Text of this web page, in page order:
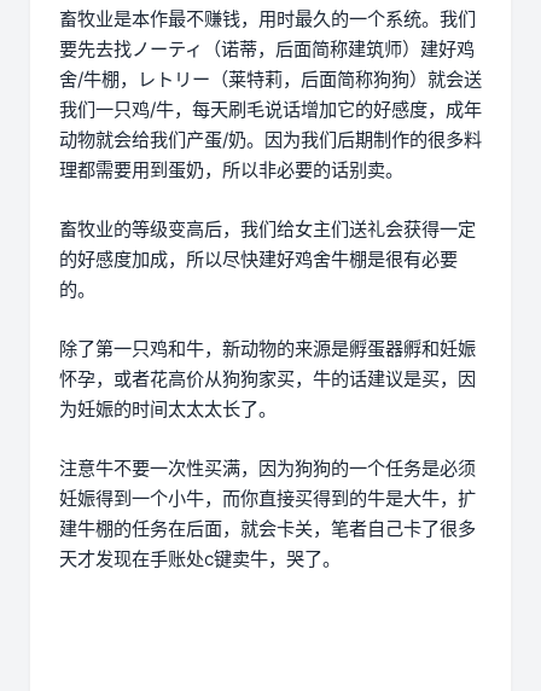
畜牧业是本作最不赚钱，用时最久的一个系统。我们
要先去找ノーティ（诺蒂，后面简称建筑师）建好鸡
舍/牛棚，レトリー（莱特莉，后面简称狗狗）就会送
我们一只鸡/牛，每天刷毛说话增加它的好感度，成年
动物就会给我们产蛋/奶。因为我们后期制作的很多料
理都需要用到蛋奶，所以非必要的话别卖。
畜牧业的等级变高后，我们给女主们送礼会获得一定
的好感度加成，所以尽快建好鸡舍牛棚是很有必要
的。
除了第一只鸡和牛，新动物的来源是孵蛋器孵和妊娠
怀孕，或者花高价从狗狗家买，牛的话建议是买，因
为妊娠的时间太太太长了。
注意牛不要一次性买满，因为狗狗的一个任务是必须
妊娠得到一个小牛，而你直接买得到的牛是大牛，扩
建牛棚的任务在后面，就会卡关，笔者自己卡了很多
天才发现在手账处c键卖牛，哭了。